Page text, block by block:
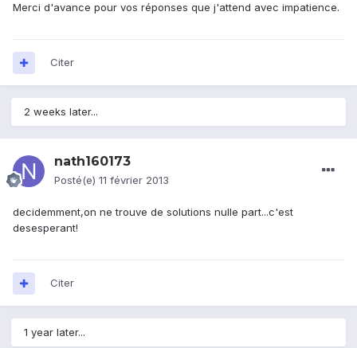
Merci d'avance pour vos réponses que j'attend avec impatience.
Citer
2 weeks later...
nath160173
Posté(e) 11 février 2013
decidemment,on ne trouve de solutions nulle part...c'est
desesperant!
Citer
1 year later...